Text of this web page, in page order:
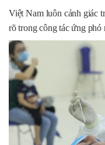
Việt Nam luôn cảnh giác
rõ trong công tác ứng